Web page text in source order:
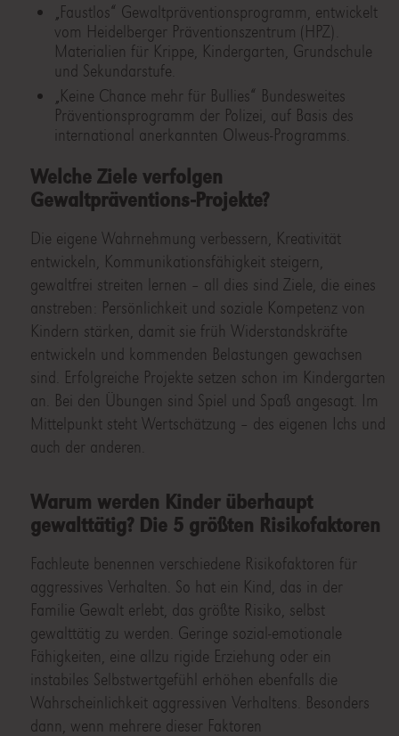
„Faustlos“ Gewaltpräventionsprogramm, entwickelt
vom Heidelberger Präventionszentrum (HPZ).
Materialien für Krippe, Kindergarten, Grundschule
und Sekundarstufe.
„Keine Chance mehr für Bullies“ Bundesweites
Präventionsprogramm der Polizei, auf Basis des
international anerkannten Olweus-Programms.
Welche Ziele verfolgen
Gewaltpräventions-Projekte?
Die eigene Wahrnehmung verbessern, Kreativität
entwickeln, Kommunikationsfähigkeit steigern,
gewaltfrei streiten lernen – all dies sind Ziele, die eines
anstreben: Persönlichkeit und soziale Kompetenz von
Kindern stärken, damit sie früh Widerstandskräfte
entwickeln und kommenden Belastungen gewachsen
sind. Erfolgreiche Projekte setzen schon im Kindergarten
an. Bei den Übungen sind Spiel und Spaß angesagt. Im
Mittelpunkt steht Wertschätzung – des eigenen Ichs und
auch der anderen.
Warum werden Kinder überhaupt
gewalttätig? Die 5 größten Risikofaktoren
Fachleute benennen verschiedene Risikofaktoren für
aggressives Verhalten. So hat ein Kind, das in der
Familie Gewalt erlebt, das größte Risiko, selbst
gewalttätig zu werden. Geringe sozial-emotionale
Fähigkeiten, eine allzu rigide Erziehung oder ein
instabiles Selbstwertgefühl erhöhen ebenfalls die
Wahrscheinlichkeit aggressiven Verhaltens. Besonders
dann, wenn mehrere dieser Faktoren